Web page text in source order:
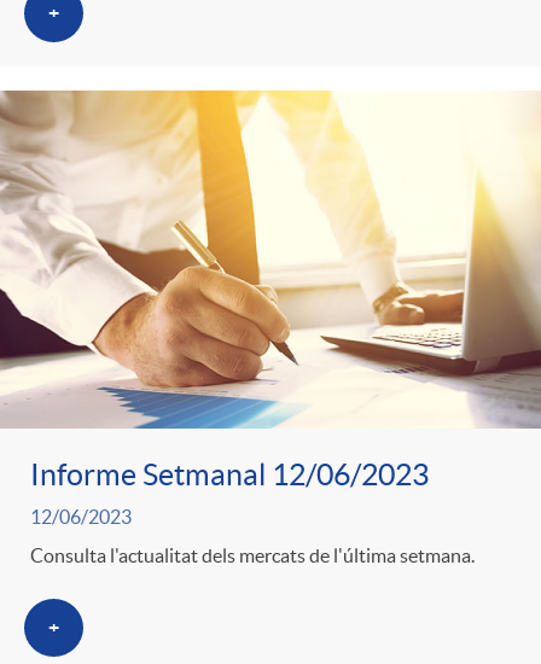
+
Informe Setmanal 12/06/2023
12/06/2023
Consulta l'actualitat dels mercats de l'última setmana.
+